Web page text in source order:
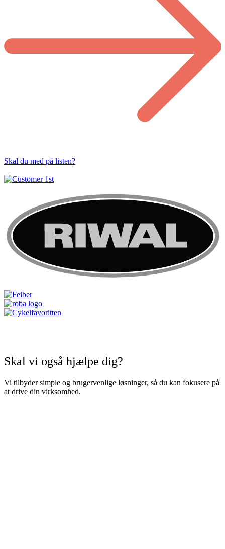
Skal du med på listen?
Skal vi også hjælpe dig?
Vi tilbyder simple og brugervenlige løsninger, så du kan fokusere på
at drive din virksomhed.